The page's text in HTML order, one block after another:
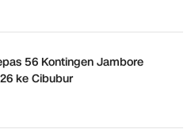
56 Kontingen Jambore
ke Cibubur